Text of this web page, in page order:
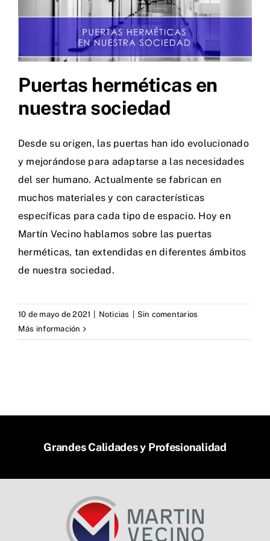
Puertas herméticas en
nuestra sociedad
Desde su origen, las puertas han ido evolucionado
y mejorándose para adaptarse a las necesidades
del ser humano. Actualmente se fabrican en
muchos materiales y con características
específicas para cada tipo de espacio. Hoy en
Martín Vecino hablamos sobre las puertas
herméticas, tan extendidas en diferentes ámbitos
de nuestra sociedad.
10 de mayo de 2021 Noticias
Sin comentarios
Más información
Grandes Calidades y Profesionalidad